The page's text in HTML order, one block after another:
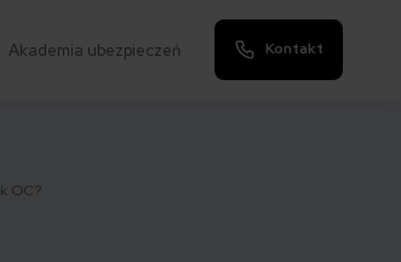
Akademia ubezpieczeń Kontakt
OC?